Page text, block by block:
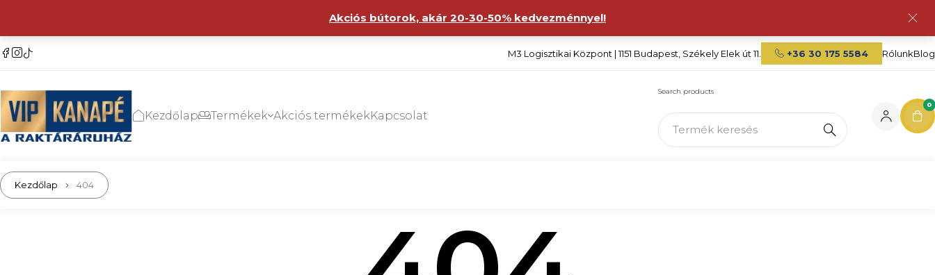
Akciós bútorok, akár 20-30-50% kedvezménnyel!
M3 Logisztikai Központ | 1151 Budapest, Székely Elek út 11. +36 30 175 5584 RólunkBlog
Kezdőlap Termékek Akciós termékekKapcsolat
Search products
0
Kezdőlap 404